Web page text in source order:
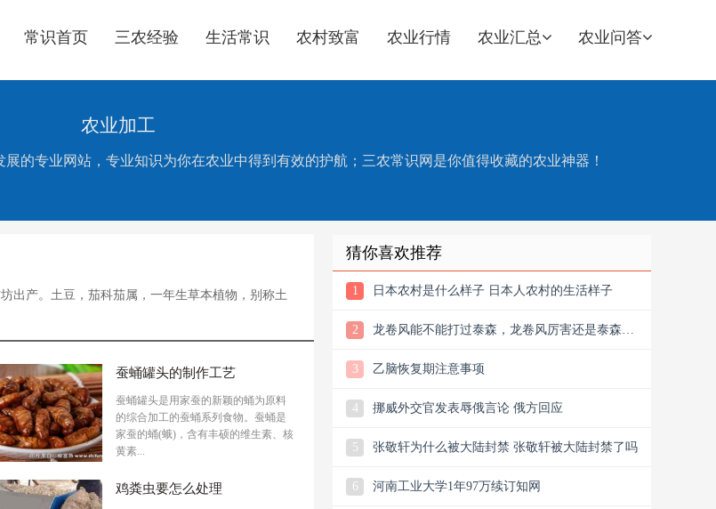
常识首页 三农经验 生活常识 农村致富 农业行情 农业汇总 农业问答
农业加工
的专业网站，专业知识为你在农业中得到有效的护航；三农常识网是你值得收藏的农业神器！
出产。土豆，茄科茄属，一年生草本植物，别称土
蚕蛹罐头的制作工艺
蚕蛹罐头是用家蚕的新颖的蛹为原料
的综合加工的蚕蛹系列食物。蚕蛹是
家蚕的蛹(蛾)，含有丰硕的维生素、核
黄素...
鸡粪虫要怎么处理
猜你喜欢推荐
1 日本农村是什么样子 日本人农村的生活样子
2
龙卷风能不能打过泰森，龙卷风厉害还是泰森厉
3
乙脑恢复期注意事项
4 挪威外交官发表辱俄言论 俄方回应
5 张敬轩为什么被大陆封禁 张敬轩被大陆封禁了吗
6 河南工业大学1年97万续订知网